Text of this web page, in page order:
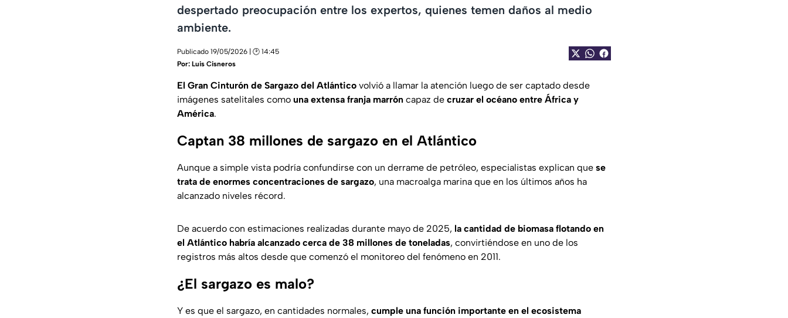
despertado preocupación entre los expertos, quienes temen daños al medio
ambiente.
Publicado 19/05/2026 | 🕑 14:45
Por: Luis Cisneros
El Gran Cinturón de Sargazo del Atlántico volvió a llamar la atención luego de ser captado desde
imágenes satelitales como una extensa franja marrón capaz de cruzar el océano entre África y
América.
Captan 38 millones de sargazo en el Atlántico
Aunque a simple vista podría confundirse con un derrame de petróleo, especialistas explican que se
trata de enormes concentraciones de sargazo, una macroalga marina que en los últimos años ha
alcanzado niveles récord.
De acuerdo con estimaciones realizadas durante mayo de 2025, la cantidad de biomasa flotando en
el Atlántico habría alcanzado cerca de 38 millones de toneladas, convirtiéndose en uno de los
registros más altos desde que comenzó el monitoreo del fenómeno en 2011.
¿El sargazo es malo?
Y es que el sargazo, en cantidades normales, cumple una función importante en el ecosistema